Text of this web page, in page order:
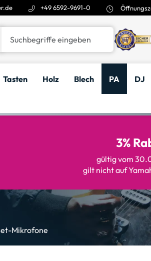
+49 6592-9691-0
Tasten Holz Blech PA DJ
3%
gültig vom
gilt nicht auf
Mikrofone